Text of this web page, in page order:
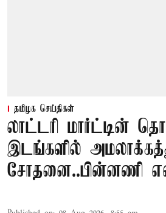
தமிழக செய்திகள்
லாட்டரி மார்ட்டின்
இடங்களில்
சோதனை..பின்னணி